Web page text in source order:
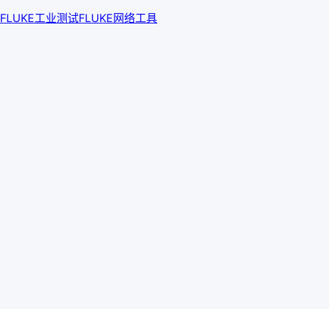
FLUKE工业测试FLUKE网络工具